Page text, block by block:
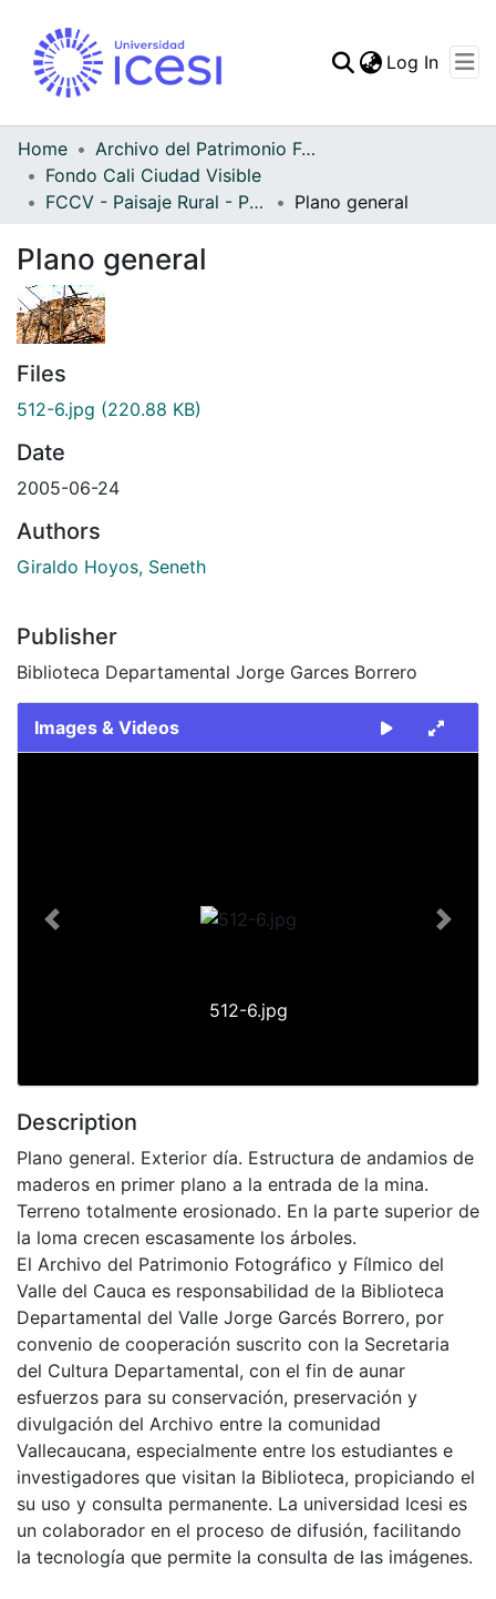
Log In
Home
Archivo del Patrimonio Fotográfico y Fílmico del Valle del Cauca
Fondo Cali Ciudad Visible
FCCV - Paisaje Rural - Patrimonial
Plano general
Plano general
Files
512-6.jpg (220.88 KB)
Date
2005-06-24
Authors
Giraldo Hoyos, Seneth
Publisher
Biblioteca Departamental Jorge Garces Borrero
Images & Videos
512-6.jpg
Previous Next
Description
Plano general. Exterior día. Estructura de andamios de
maderos en primer plano a la entrada de la mina.
Terreno totalmente erosionado. En la parte superior de
la loma crecen escasamente los árboles.
El Archivo del Patrimonio Fotográfico y Fílmico del
Valle del Cauca es responsabilidad de la Biblioteca
Departamental del Valle Jorge Garcés Borrero, por
convenio de cooperación suscrito con la Secretaria
del Cultura Departamental, con el fin de aunar
esfuerzos para su conservación, preservación y
divulgación del Archivo entre la comunidad
Vallecaucana, especialmente entre los estudiantes e
investigadores que visitan la Biblioteca, propiciando el
su uso y consulta permanente. La universidad Icesi es
un colaborador en el proceso de difusión, facilitando
la tecnología que permite la consulta de las imágenes.